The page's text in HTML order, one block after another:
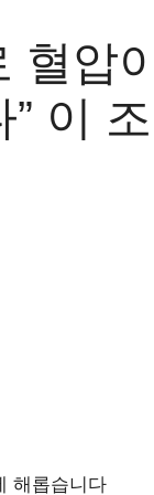
혈압
이
해롭습니다